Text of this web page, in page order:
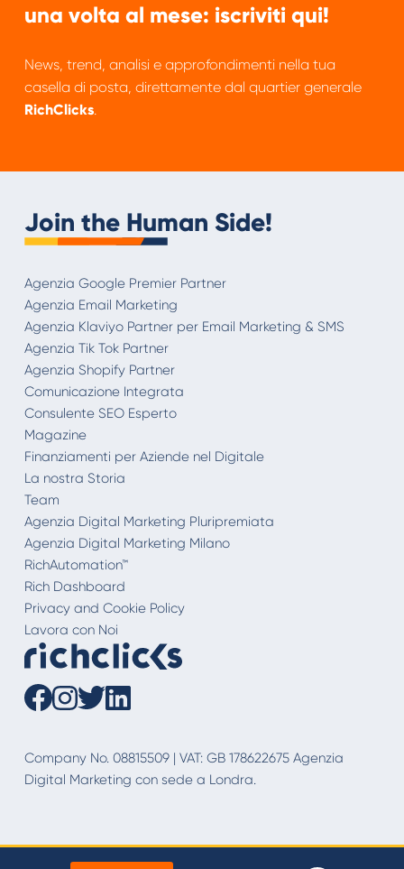
una volta al mese: iscriviti qui!
News, trend, analisi e approfondimenti nella tua
casella di posta, direttamente dal quartier generale
RichClicks.
Join the Human Side!
Agenzia Google Premier Partner
Agenzia Email Marketing
Agenzia Klaviyo Partner per Email Marketing & SMS
Agenzia Tik Tok Partner
Agenzia Shopify Partner
Comunicazione Integrata
Consulente SEO Esperto
Magazine
Finanziamenti per Aziende nel Digitale
La nostra Storia
Team
Agenzia Digital Marketing Pluripremiata
Agenzia Digital Marketing Milano
RichAutomation™
Rich Dashboard
Privacy and Cookie Policy
Lavora con Noi
Company No. 08815509 | VAT: GB 178622675 Agenzia
Digital Marketing con sede a Londra.